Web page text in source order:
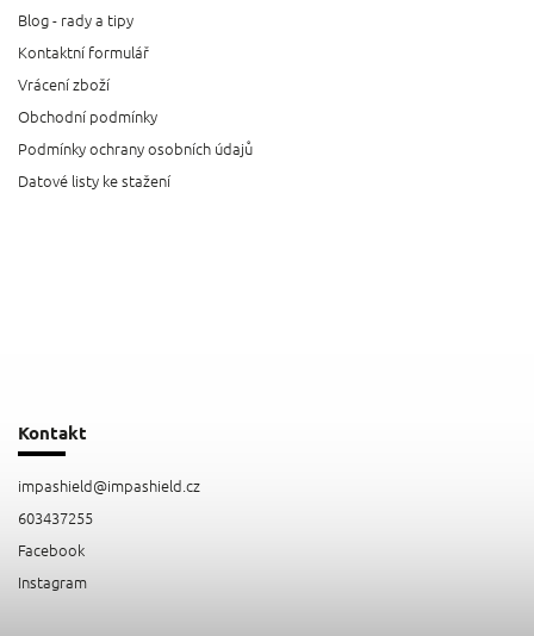
Blog - rady a tipy
Kontaktní formulář
Vrácení zboží
Obchodní podmínky
Podmínky ochrany osobních údajů
Datové listy ke stažení
Kontakt
impashield@impashield.cz
603437255
Facebook
Instagram